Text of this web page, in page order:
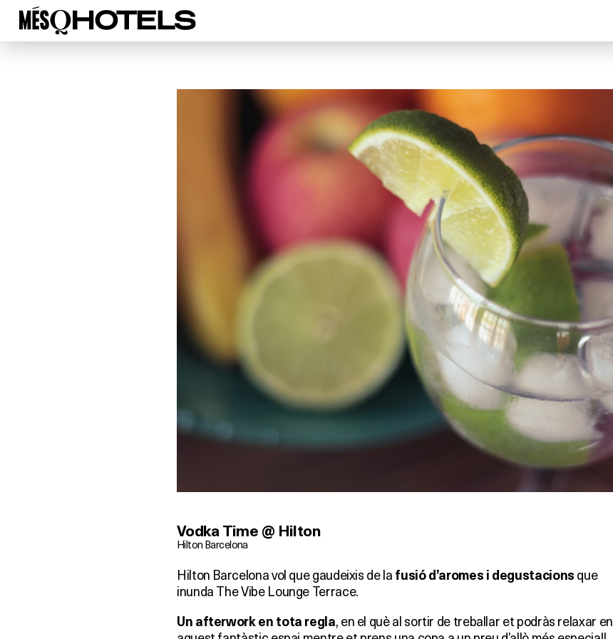
Vodka Time @ Hilton
Hilton Barcelona
Hilton Barcelona vol que gaudeixis de la fusió d’aromes i degustacions que
inunda The Vibe Lounge Terrace.
Un afterwork en tota regla, en el què al sortir de treballar et podràs relaxar en